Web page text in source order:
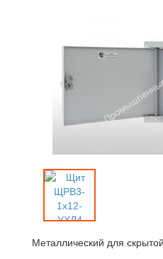
Металлический для